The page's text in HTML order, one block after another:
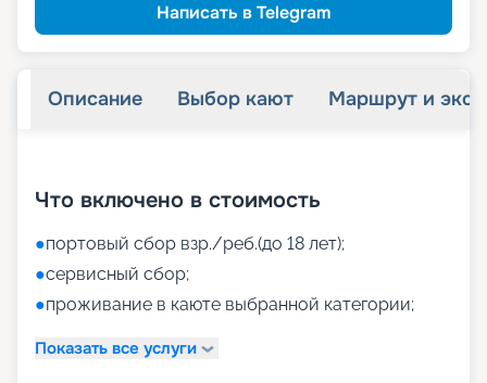
Написать в Telegram
Описание Выбор кают Маршрут и
Что включено в стоимость
●портовый сбор взр./реб.(до 18 лет);
●сервисный сбор;
●проживание в каюте выбранной категории;
Показать все услуги